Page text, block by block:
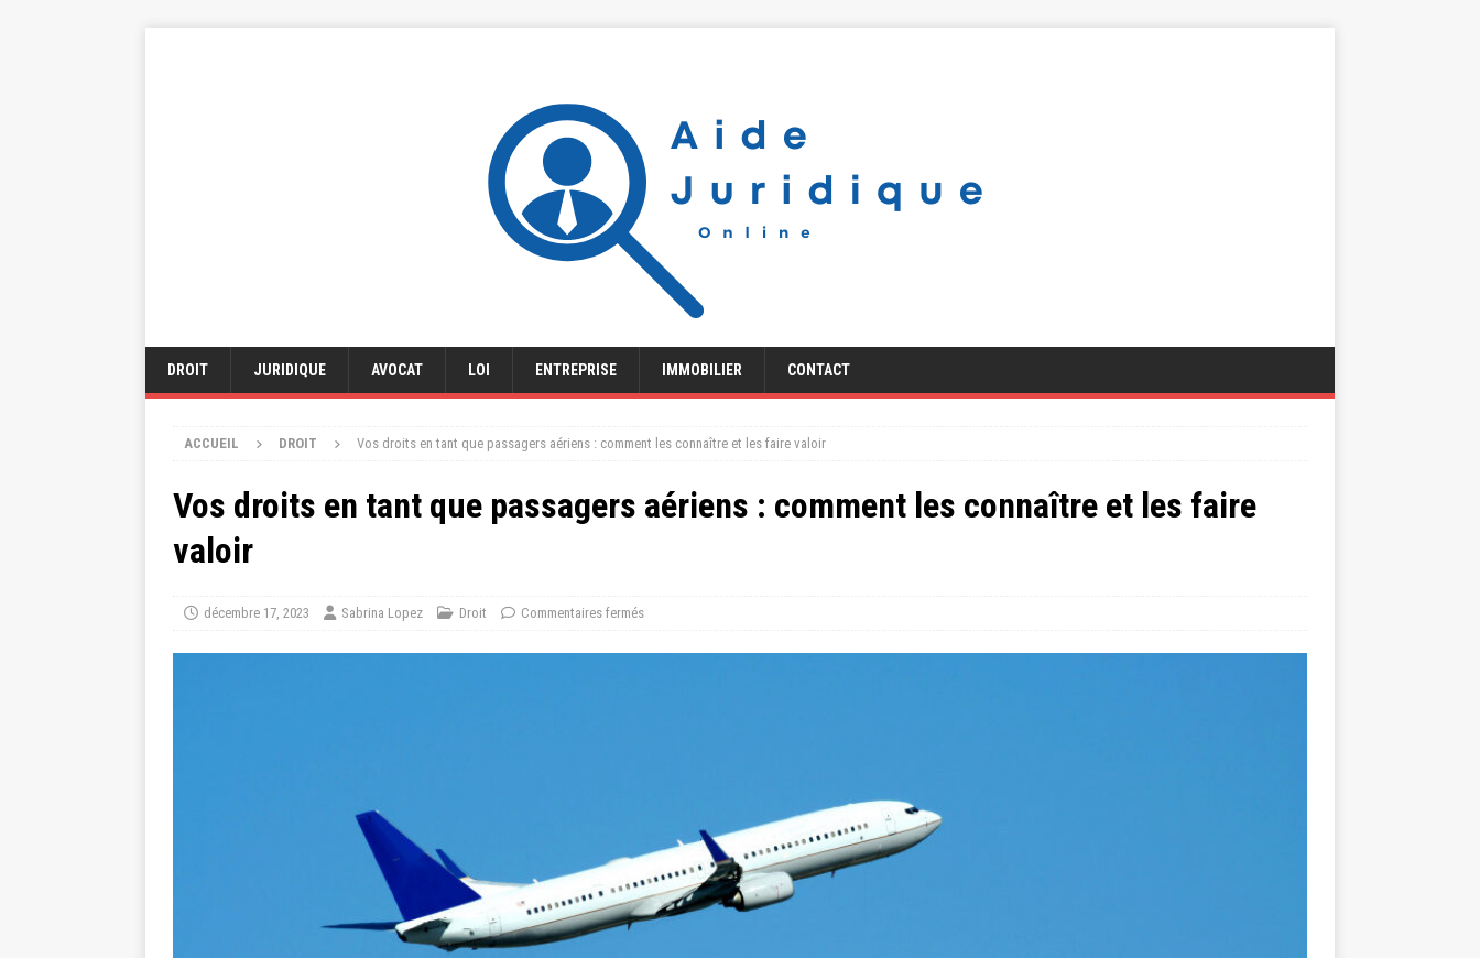
DROIT JURIDIQUE AVOCAT LOI ENTREPRISE IMMOBILIER CONTACT
ACCUEIL DROIT Vos droits en tant que passagers aériens : comment les connaître et les faire valoir
Vos droits en tant que passagers aériens : comment les connaître et les faire
valoir
décembre 17, 2023 Sabrina Lopez Droit Commentaires fermés